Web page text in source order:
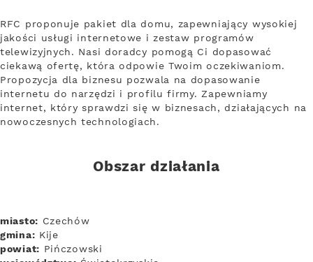
RFC proponuje pakiet dla domu, zapewniający wysokiej
jakości usługi internetowe i zestaw programów
telewizyjnych. Nasi doradcy pomogą Ci dopasować
ciekawą ofertę, która odpowie Twoim oczekiwaniom.
Propozycja dla biznesu pozwala na dopasowanie
internetu do narzędzi i profilu firmy. Zapewniamy
internet, który sprawdzi się w biznesach, działających na
nowoczesnych technologiach.
Obszar działania
miasto: Czechów
gmina: Kije
powiat: Pińczowski